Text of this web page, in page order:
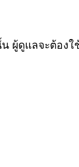
น ผู้ดูแลจะต้